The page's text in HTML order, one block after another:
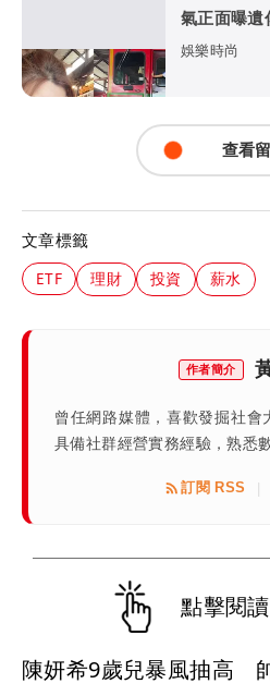
氣正面曝遺
娛樂時尚
查看
文章標籤
ETF 理財 投資 薪水
作者簡介
曾任網路媒體，喜歡發掘社會
具備社群經營實務經驗，熟悉
訂閱 RSS |
點擊閱